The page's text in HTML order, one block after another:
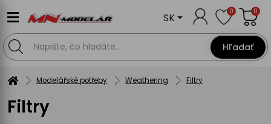
Hľadať
SK 0 0
Modelářské potřeby Weathering Filtry
Filtry